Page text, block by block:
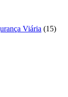
Viária (15)